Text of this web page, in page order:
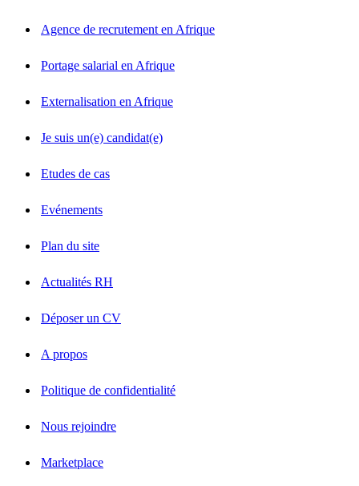
Agence de recrutement en Afrique
Portage salarial en Afrique
Externalisation en Afrique
Je suis un(e) candidat(e)
Etudes de cas
Evénements
Plan du site
Actualités RH
Déposer un CV
A propos
Politique de confidentialité
Nous rejoindre
Marketplace